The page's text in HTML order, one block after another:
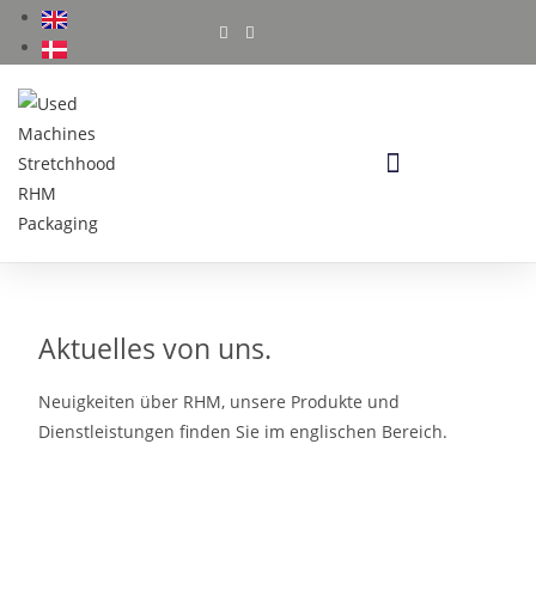
Aktuelles von uns.
Neuigkeiten über RHM, unsere Produkte und
Dienstleistungen finden Sie im englischen Bereich.